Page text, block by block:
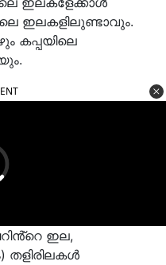
ഇലകളിലുണ്ടാവും.
കപ്പയിലെ
ഇല,
തളിരിലകൾ